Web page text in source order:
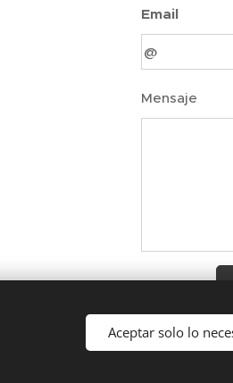
Email
Mensaje
Aceptar solo lo